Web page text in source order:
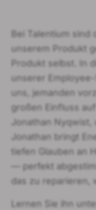
Bei Talentium
unserem Produkt
Produkt selbst. In
unserer
uns, jemanden
großen Einfluss
Jonathan Nyqwist,
Jonathan bringt
tiefen Glauben an
— perfekt
das zu reparieren,
Lernen Sie ihn